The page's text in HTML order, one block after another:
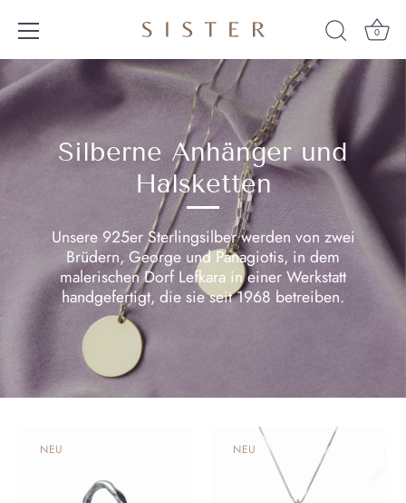
zum
Inhalt
0
Silberne Anhänger und
Halsketten
Unsere 925er Sterlingsilber werden von zwei
Brüdern, George und Panagiotis, in dem
malerischen Dorf Lefkara in einer Werkstatt
handgefertigt, die sie seit 1968 betreiben.
NEU NEU